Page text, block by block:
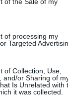
of processing my
Targeted
of Collection, Use,
and/or Sharing of
Is Unrelated with
it was collected.
tão
O
ainda, que
ações desta
saber fazem